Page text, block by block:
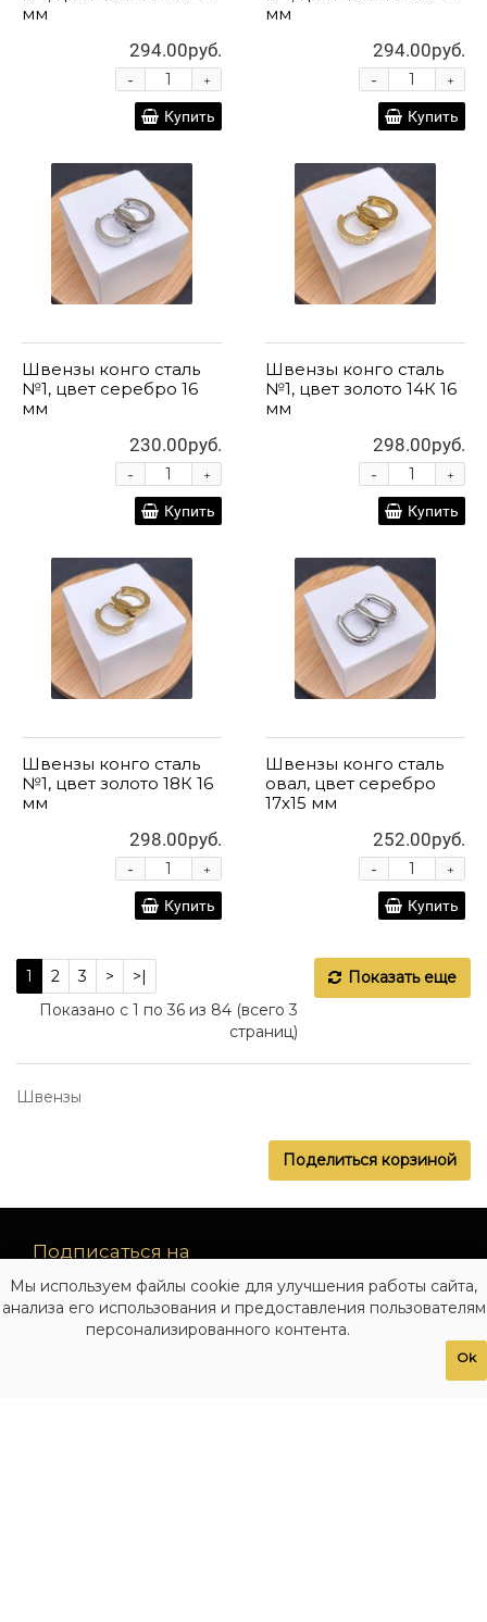
мм
294.00руб.
+
-
Купить
мм
294.00руб.
+
-
Купить
Швензы конго сталь
№1, цвет серебро 16
мм
230.00руб.
+
-
Купить
Швензы конго сталь
№1, цвет золото 14К 16
мм
298.00руб.
+
-
Купить
Швензы конго сталь
№1, цвет золото 18К 16
мм
298.00руб.
+
-
Купить
Швензы конго сталь
овал, цвет серебро
17х15 мм
252.00руб.
+
-
Купить
Показать еще
1 2 3 >
>|
Показано с 1 по 36 из 84 (всего 3
страниц)
Швензы
Поделиться корзиной
Подписаться на
новинок
Подписаться
Мы используем файлы cookie для улучшения работы сайта,
анализа его использования и предоставления пользователям
персонализированного контента.
Ok